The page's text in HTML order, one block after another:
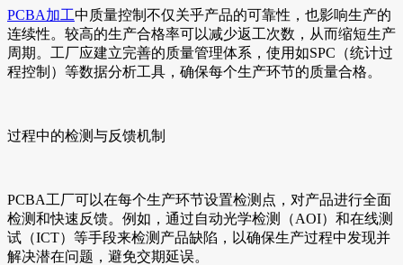
PCBA加工中质量控制不仅关乎产品的可靠性，也影响生产的
连续性。较高的生产合格率可以减少返工次数，从而缩短生产
周期。工厂应建立完善的质量管理体系，使用如SPC（统计过
程控制）等数据分析工具，确保每个生产环节的质量合格。
过程中的检测与反馈机制
PCBA工厂可以在每个生产环节设置检测点，对产品进行全面
检测和快速反馈。例如，通过自动光学检测（AOI）和在线测
试（ICT）等手段来检测产品缺陷，以确保生产过程中发现并
解决潜在问题，避免交期延误。